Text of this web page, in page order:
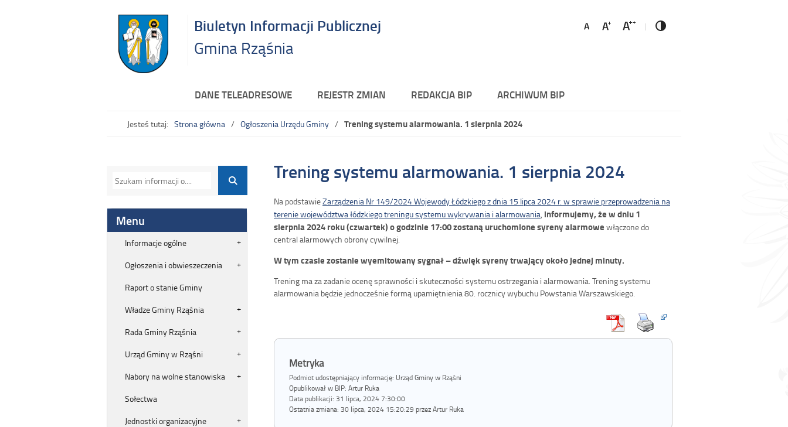
Biuletyn Informacji Publicznej
Gmina Rząśnia
DANE TELEADRESOWE REJESTR ZMIAN REDAKCJA BIP ARCHIWUM BIP
Jesteś tutaj: Strona główna Ogłoszenia Urzędu Gminy Trening systemu alarmowania. 1 sierpnia 2024
Menu
Informacje ogólne
Ogłoszenia i obwieszeczenia
Raport o stanie Gminy
Władze Gminy Rząśnia
Rada Gminy Rząśnia
Urząd Gminy w Rząśni
Nabory na wolne stanowiska
Sołectwa
Jednostki organizacyjne
Trening systemu alarmowania. 1 sierpnia 2024
Na podstawieZarządzenia Nr 149/2024 Wojewody Łódzkiego z dnia 15 lipca 2024 r. w sprawie przeprowadzenia na
terenie województwa łódzkiego treningu systemu wykrywania i alarmowania informujemy, że w dniu 1
sierpnia 2024 roku (czwartek) o godzinie 17:00 zostaną uruchomione syreny alarmowe włączone do
central alarmowych obrony cywilnej.
W tym czasie zostanie wyemitowany sygnał – dźwięk syreny trwający około jednej minuty.
Trening ma za zadanie ocenę sprawności i skuteczności systemu ostrzegania i alarmowania. Trening systemu
alarmowania będzie jednocześnie formą upamiętnienia 80. rocznicy wybuchu Powstania Warszawskiego.
Metryka
Podmiot udostępniający informację: Urząd Gminy w Rząśni
Opublikował w BIP: Artur Ruka
Data publikacji: 31 lipca, 2024 7:30:00
Ostatnia zmiana: 30 lipca, 2024 15:20:29 przez Artur Ruka